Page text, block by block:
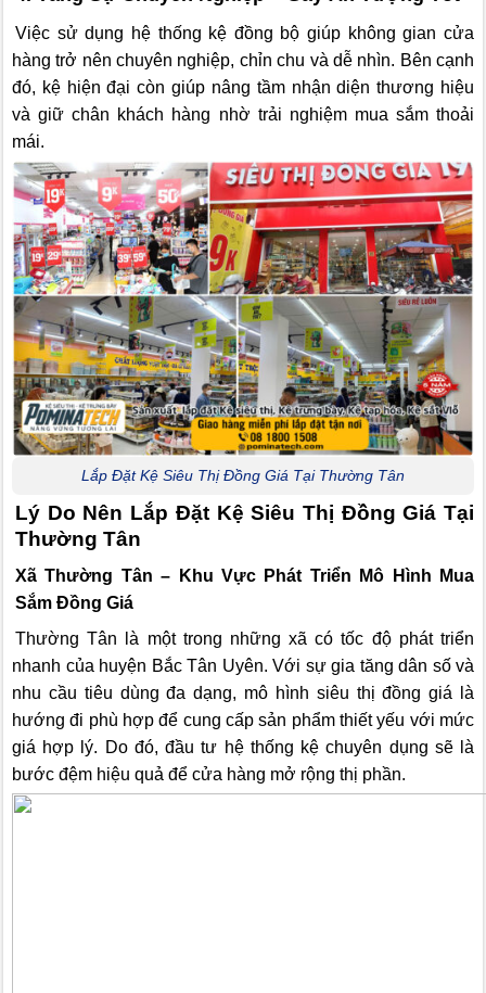
Việc sử dụng hệ thống kệ đồng bộ giúp không gian cửa
hàng trở nên chuyên nghiệp, chỉn chu và dễ nhìn. Bên cạnh
đó, kệ hiện đại còn giúp nâng tầm nhận diện thương hiệu
và giữ chân khách hàng nhờ trải nghiệm mua sắm thoải
mái.
Lắp Đặt Kệ Siêu Thị Đồng Giá Tại Thường Tân
Lý Do Nên Lắp Đặt Kệ Siêu Thị Đồng Giá Tại
Thường Tân
Xã Thường Tân – Khu Vực Phát Triển Mô Hình Mua
Sắm Đồng Giá
Thường Tân là một trong những xã có tốc độ phát triển
nhanh của huyện Bắc Tân Uyên. Với sự gia tăng dân số và
nhu cầu tiêu dùng đa dạng, mô hình siêu thị đồng giá là
hướng đi phù hợp để cung cấp sản phẩm thiết yếu với mức
giá hợp lý. Do đó, đầu tư hệ thống kệ chuyên dụng sẽ là
bước đệm hiệu quả để cửa hàng mở rộng thị phần.